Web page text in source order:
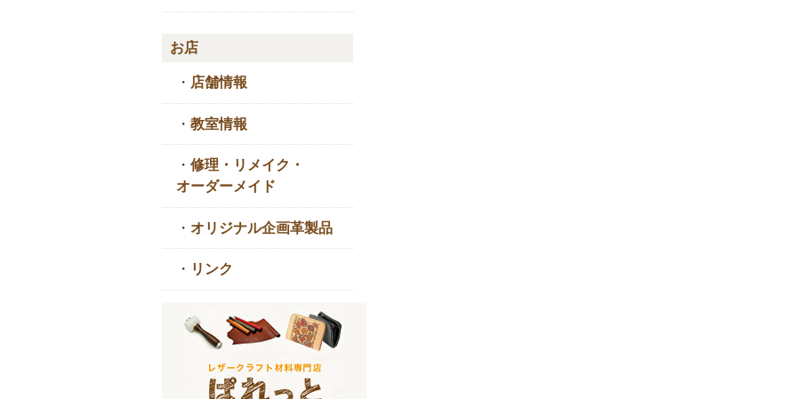
お店
・ 店舗情報
・ 教室情報
・ 修理・リメイク・
オーダーメイド
・ オリジナル企画革製品
・ リンク